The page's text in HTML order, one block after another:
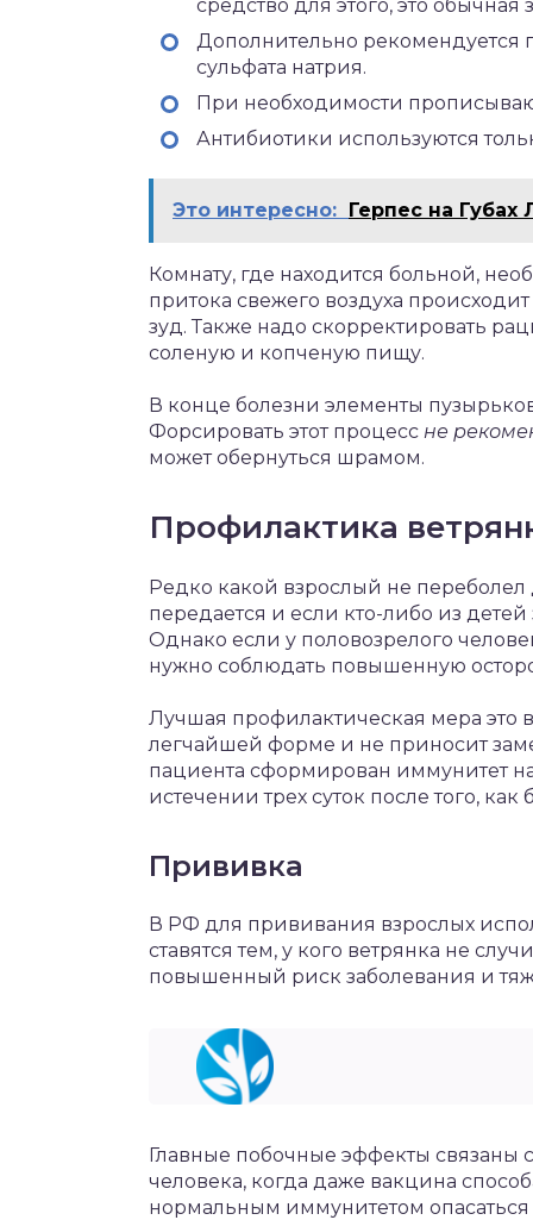
средство для этого, это обычная
Дополнительно рекомендуется
сульфата натрия.
При необходимости
Антибиотики используются
Это интересно: Герпес на Губах
Комнату, где находится больной,
притока свежего воздуха
зуд. Также надо скорректировать
соленую и копченую пищу.
В конце болезни элементы
Форсировать этот процесс не
может обернуться шрамом.
Профилактика
Редко какой взрослый не переболел
передается и если кто-либо из
Однако если у половозрелого
нужно соблюдать повышенную
Лучшая профилактическая мера это
легчайшей форме и не приносит
пациента сформирован иммунитет
истечении трех суток после того,
Прививка
В РФ для прививания взрослых
ставятся тем, у кого ветрянка не
повышенный риск заболевания и
Главные побочные эффекты
человека, когда даже вакцина
нормальным иммунитетом опасаться